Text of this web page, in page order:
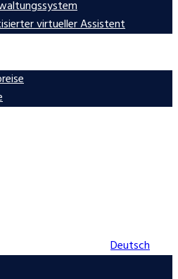
virtueller Assistent
Deutsch